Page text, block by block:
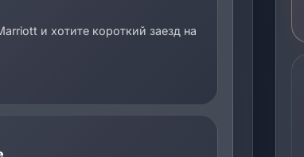
и хотите короткий заезд на